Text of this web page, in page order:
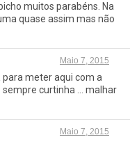
muitos parabéns. Na
quase assim mas não
Maio 7, 2015
meter aqui com a
sempre curtinha … malhar
Maio 7, 2015